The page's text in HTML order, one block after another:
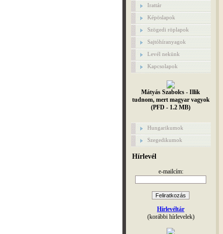
Irattár
Képöslapok
Szögedi röplapok
Sajtóhíranyagok
Levél nekünk
Kapcsolapok
Mátyás Szabolcs - Illik
tudnom, mert magyar vagyok
(PFD - 1.2 MB)
Hungarikumok
Szegedikumok
Hírlevél
e-mailcím:
Hírlevéltár
(korábbi hírlevelek)